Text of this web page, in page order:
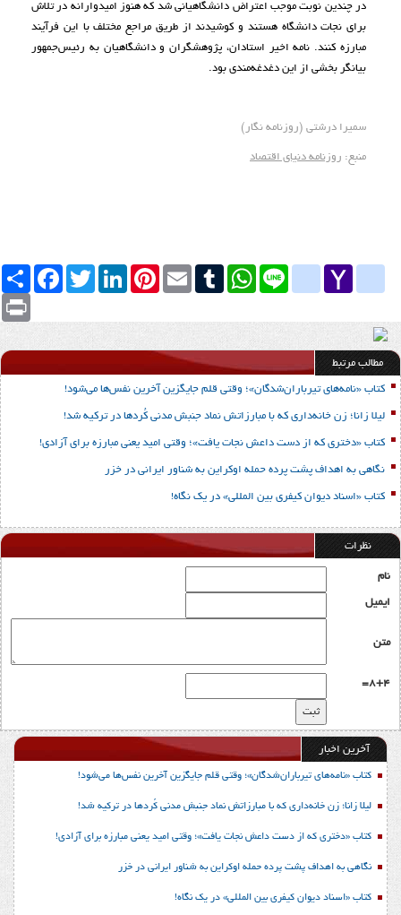
در چندین نوبت موجب اعتراض دانشگاهیانی شد که هنوز امیدوارانه در تلاش
برای نجات دانشگاه هستند و کوشیدند از طریق مراجع مختلف با این فرآیند
مبارزه کنند. نامه اخیر استادان، پژوهشگران و دانشگاهیان به رئیس‌جمهور
بیانگر بخشی از این دغدغه‌مندی بود.
سمیرا درشتی (روزنامه نگار)
منبع: روزنامه دنیای اقتصاد
Facebook TwitterLinkedInPinterest Email TumblrWhatsApp Line
google_bookmarks
Yahoo
yahoo_messenger
Print
مطالب مرتبط
کتاب «نامه‌های تیرباران‌شدگان»؛ وقتی قلم جایگزین آخرین نفس‌ها می‌شود!
لیلا زانا؛ زن خانه‌داری که با مبارزاتش نماد جنبش مدنی کُردها در ترکیه شد!
کتاب «دختری که از دست داعش نجات یافت»؛ وقتی امید یعنی مبارزه برای آزادی!
نگاهی به اهداف پشت پرده حمله اوکراین به شناور ایرانی در خزر
کتاب «اسناد دیوان کیفری بین المللی» در یک نگاه!
نظرات
نام
ایمیل
متن
8+4=
آخرین اخبار
کتاب «نامه‌های تیرباران‌شدگان»؛ وقتی قلم جایگزین آخرین نفس‌ها می‌شود!
لیلا زانا؛ زن خانه‌داری که با مبارزاتش نماد جنبش مدنی کُردها در ترکیه شد!
کتاب «دختری که از دست داعش نجات یافت»؛ وقتی امید یعنی مبارزه برای آزادی!
نگاهی به اهداف پشت پرده حمله اوکراین به شناور ایرانی در خزر
کتاب «اسناد دیوان کیفری بین المللی» در یک نگاه!